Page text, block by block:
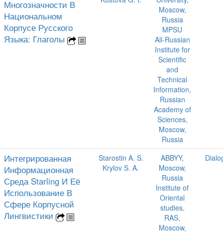
Многозначности В
Национальном
Корпусе Русского
Языка: Глаголы
Moscow,
Russia
MPSU
All-Russian
Institute for
Scientific
and
Technical
Information,
Russian
Academy of
Sciences,
Moscow,
Russia
Интегрированная
Информационная
Среда Starling И Её
Использование В
Сфере Корпусной
Лингвистики
Starostin A. S.
Krylov S. A.
ABBYY,
Moscow,
Russia
Institute of
Oriental
studies,
RAS,
Moscow,